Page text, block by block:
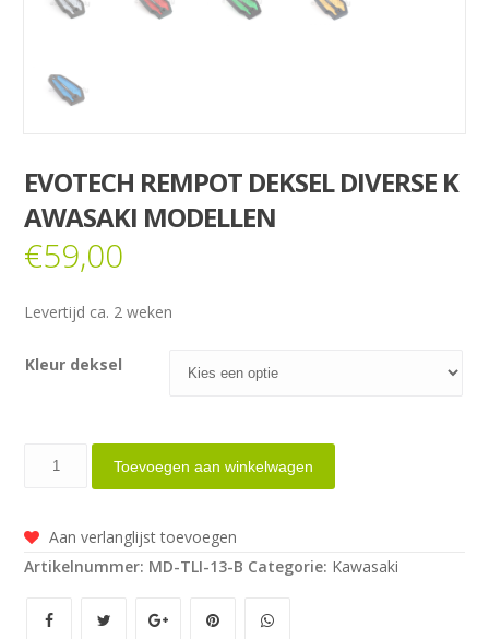
EVOTECH REMPOT DEKSEL DIVERSE K
AWASAKI MODELLEN
€59,00
Levertijd ca. 2 weken
Kleur deksel
Evotech
diverse
Kawasaki
aantal
Toevoegen aan winkelwagen
Aan verlanglijst toevoegen
Artikelnummer: MD-TLI-13-B Categorie: Kawasaki